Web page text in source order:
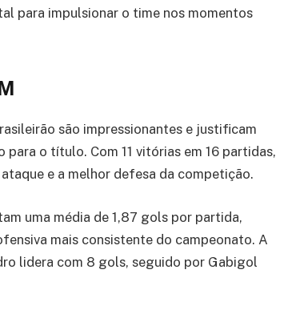
para impulsionar o time nos momentos
são impressionantes e justificam
o título. Com 11 vitórias em 16 partidas,
e a melhor defesa da competição.
uma média de 1,87 gols por partida,
mais consistente do campeonato. A
lidera com 8 gols, seguido por Gabigol